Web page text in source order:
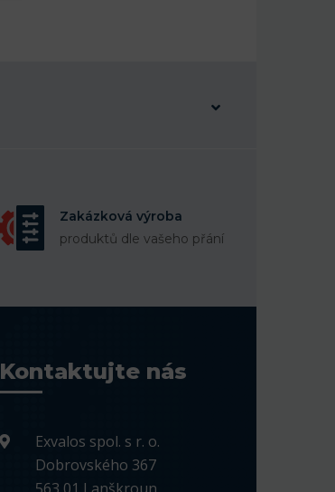
Zakázková výroba
produktů dle vašeho přání
Kontaktujte nás
Exvalos spol. s r. o.
Dobrovského 367